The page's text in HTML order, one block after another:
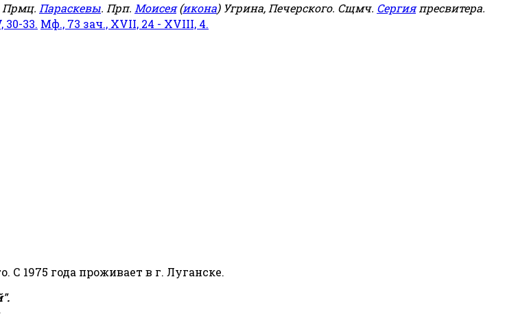
Прмц. Параскевы. Прп. Моисея(икона) Угрина, Печерского. Сщмч. Сергияпресвитера.
30-33. Мф., 73 зач., XVII, 24 - XVIII, 4.
С 1975 года проживает в г. Луганске.